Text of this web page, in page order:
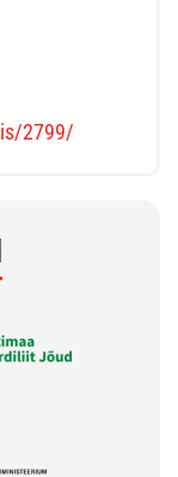
2799/